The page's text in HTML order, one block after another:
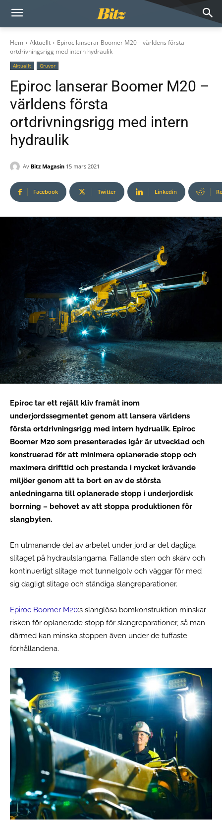
Hem Aktuellt
Epiroc lanserar Boomer M20 – världens första
ortdrivningsrigg med intern hydraulik
Aktuellt Gruvor
Epiroc lanserar Boomer M20 –
världens första
ortdrivningsrigg med intern
hydraulik
Av Bitz Magasin 15 mars 2021
Facebook Twitter Linkedin
Epiroc tar ett rejält kliv framåt inom
underjordssegmentet genom att lansera världens
första ortdrivningsrigg med intern hydrualik. Epiroc
Boomer M20 som presenterades igår är utvecklad och
konstruerad för att minimera oplanerade stopp och
maximera drifttid och prestanda i mycket krävande
miljöer genom att ta bort en av de största
anledningarna till oplanerade stopp i underjordisk
borrning – behovet av att stoppa produktionen för
slangbyten.
En utmanande del av arbetet under jord är det dagliga
slitaget på hydraulslangarna. Fallande sten och skärv och
kontinuerligt slitage mot tunnelgolv och väggar för med
sig dagligt slitage och ständiga slangreparationer.
Epiroc Boomer M20:s slanglösa bomkonstruktion minskar
risken för oplanerade stopp för slangreparationer, så man
därmed kan minska stoppen även under de tuffaste
förhållandena.